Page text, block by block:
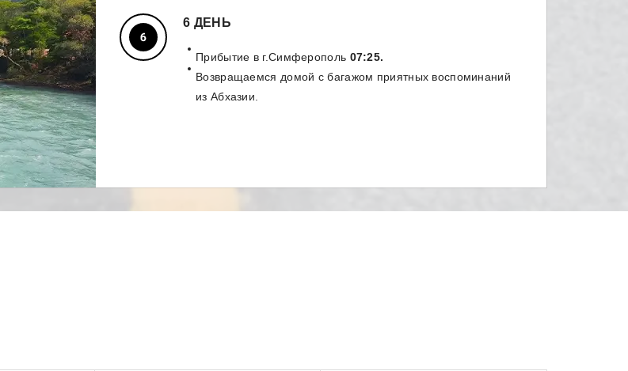
6 ДЕНЬ
Прибытие в г.Симферополь 07:25.
Возвращаемся домой с багажом приятных воспоминаний
из Абхазии.